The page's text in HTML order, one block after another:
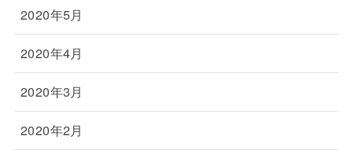
2020年5月
2020年4月
2020年3月
2020年2月